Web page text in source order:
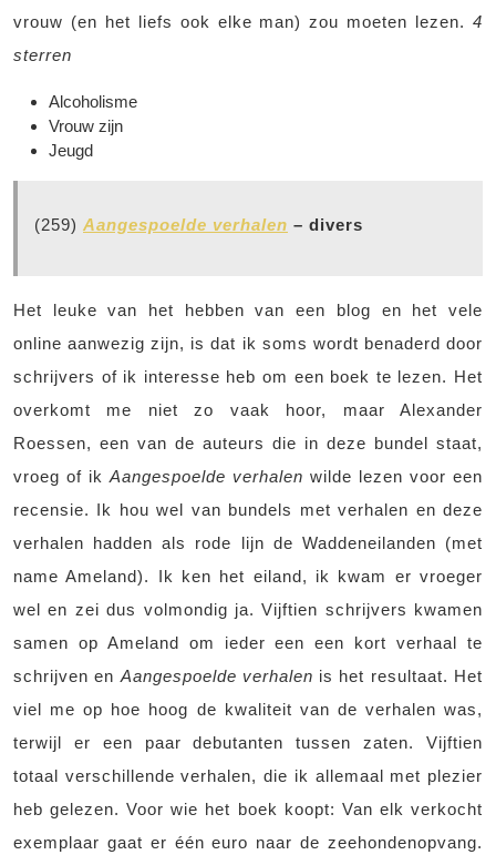
vrouw (en het liefs ook elke man) zou moeten lezen. 4
sterren
Alcoholisme
Vrouw zijn
Jeugd
(259) Aangespoelde verhalen – divers
Het leuke van het hebben van een blog en het vele
online aanwezig zijn, is dat ik soms wordt benaderd door
schrijvers of ik interesse heb om een boek te lezen. Het
overkomt me niet zo vaak hoor, maar Alexander
Roessen, een van de auteurs die in deze bundel staat,
vroeg of ikAangespoelde verhalen wilde lezen voor een
recensie. Ik hou wel van bundels met verhalen en deze
verhalen hadden als rode lijn de Waddeneilanden (met
name Ameland). Ik ken het eiland, ik kwam er vroeger
wel en zei dus volmondig ja. Vijftien schrijvers kwamen
samen op Ameland om ieder een een kort verhaal te
schrijven enAangespoelde verhalen is het resultaat. Het
viel me op hoe hoog de kwaliteit van de verhalen was,
terwijl er een paar debutanten tussen zaten. Vijftien
totaal verschillende verhalen, die ik allemaal met plezier
heb gelezen. Voor wie het boek koopt: Van elk verkocht
exemplaar gaat er één euro naar de zeehondenopvang.